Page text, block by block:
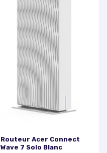
Routeur Acer Connect
Wave 7 Solo Blanc